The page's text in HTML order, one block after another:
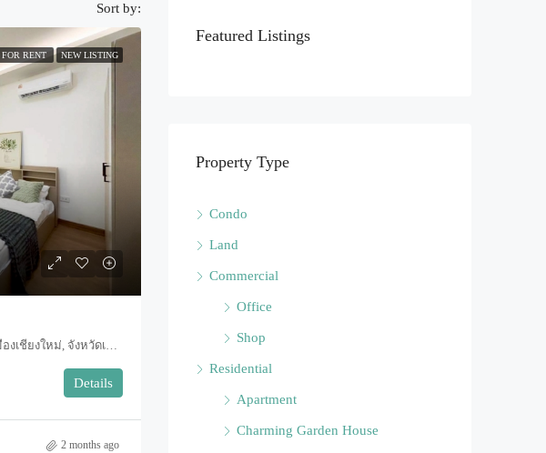
Sort by:
FOR RENT NEW LISTING
เทศบาลนครเชียงใหม่, ฟ้าฮ่าม, อำเภอเมืองเชียงใหม่, จังหวัดเชียงใหม่, 50000, ประเทศไทย, Chiang Mai, Mueang Chiang Mai, Tha Sala
Details
2 months ago
Featured Listings
Property Type
Condo
Land
Commercial
Office
Shop
Residential
Apartment
Charming Garden House